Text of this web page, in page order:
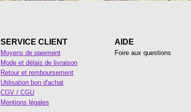
SERVICE CLIENT
Moyens de paiement
Mode et délais de livraison
Retour et remboursement
Utilisation bon d'achat
CGV / CGU
Mentions légales
AIDE
Foire aux questions